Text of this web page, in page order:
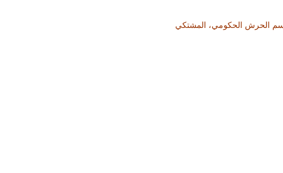
اسم الحرش الحكومي، المشتكي